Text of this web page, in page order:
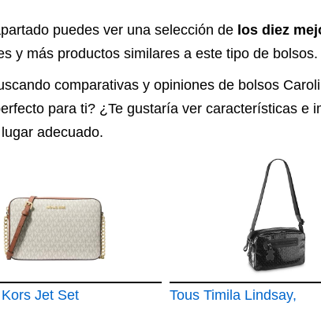
puedes ver una selección de los diez
y más productos similares a este tipo de bolsos.
comparativas y opiniones de bolsos
para ti? ¿Te gustaría ver características e
adecuado.
Jet Set
Tous Timila Lindsay,